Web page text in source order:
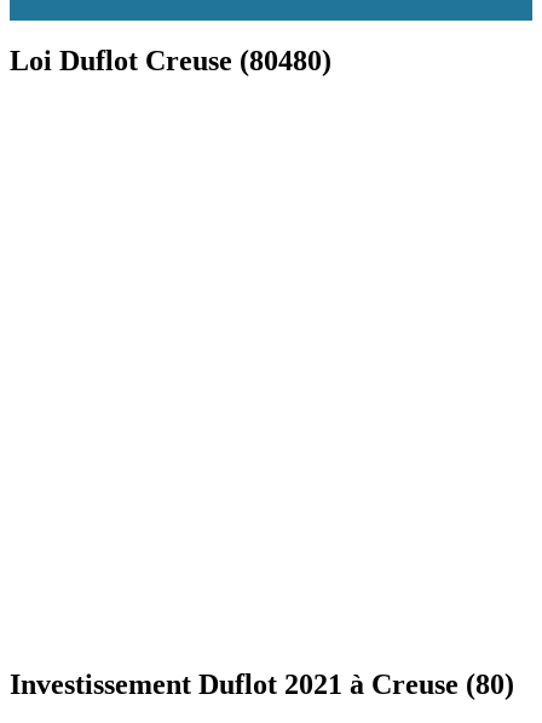
Loi Duflot Creuse (80480)
Investissement Duflot 2021 à Creuse (80)